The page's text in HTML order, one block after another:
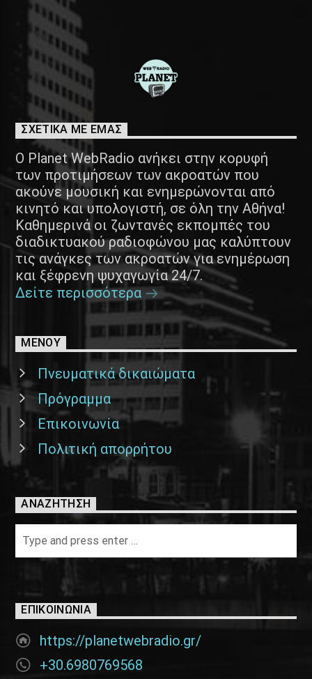
ΣΧΕΤΙΚΑ ΜΕ ΕΜΑΣ
Ο Planet WebRadio ανήκει στην κορυφή
των προτιμήσεων των ακροατών που
ακούνε μουσική και ενημερώνονται από
κινητό και υπολογιστή, σε όλη την Αθήνα!
Καθημερινά οι ζωντανές εκπομπές του
διαδικτυακού ραδιοφώνου μας καλύπτουν
τις ανάγκες των ακροατών για ενημέρωση
και ξέφρενη ψυχαγωγία 24/7.
Δείτε περισσότερα
ΜΕΝΟΥ
Πνευματικά δικαιώματα
Πρόγραμμα
Επικοινωνία
Πολιτική απορρήτου
ΑΝΑΖΉΤΗΣΗ
ΕΠΙΚΟΙΝΩΝΊΑ
https://planetwebradio.gr/
+30.6980769568